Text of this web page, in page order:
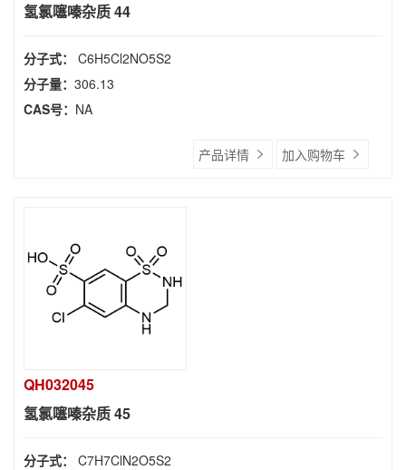
氢氯噻嗪杂质 44
分子式： C6H5Cl2NO5S2
分子量： 306.13
CAS号： NA
产品详情 加入购物车
QH032045
氢氯噻嗪杂质 45
分子式： C7H7ClN2O5S2